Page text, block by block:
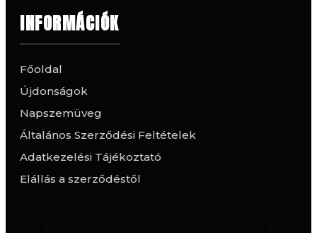
INFORMÁCIÓK
Főoldal
Újdonságok
Napszemüveg
Általános Szerződési Feltételek
Adatkezelési Tájékoztató
Elállás a szerződéstől